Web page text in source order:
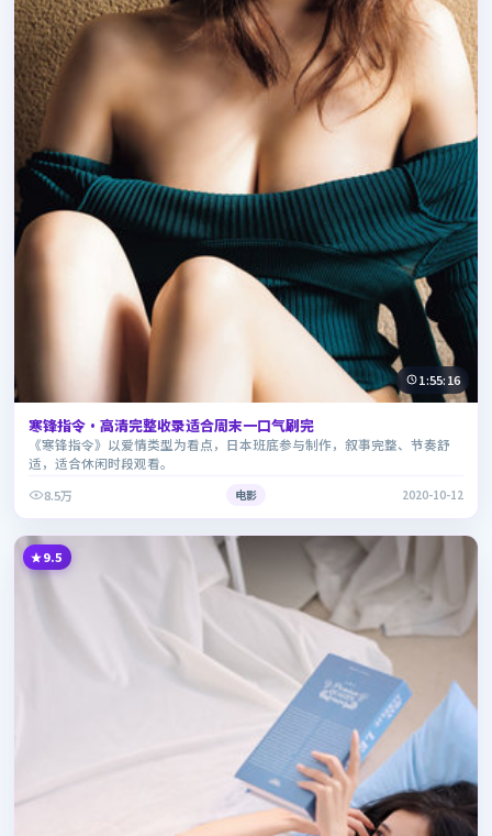
1:55:16
寒锋指令·高清完整收录适合周末一口气刷完
《寒锋指令》以爱情类型为看点，日本班底参与制作，叙事完整、节奏舒
适，适合休闲时段观看。
8.5万
电影 2020-10-12
9.5